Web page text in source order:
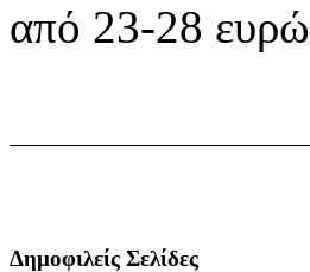
από 23-28 ευρώ
Δημοφιλείς Σελίδες